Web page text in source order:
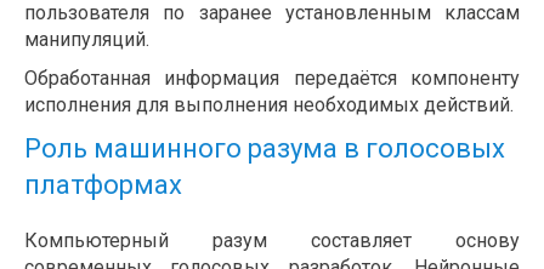
пользователя по заранее установленным классам
манипуляций.
Обработанная информация передаётся компоненту
исполнения для выполнения необходимых действий.
Роль машинного разума в голосовых
платформах
Компьютерный разум составляет основу